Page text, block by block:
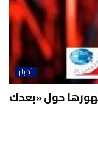
أخبار
حول «بعدك